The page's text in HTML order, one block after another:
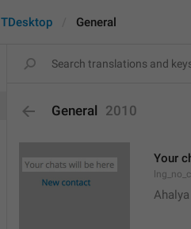
TDesktop General
General 2010
Your